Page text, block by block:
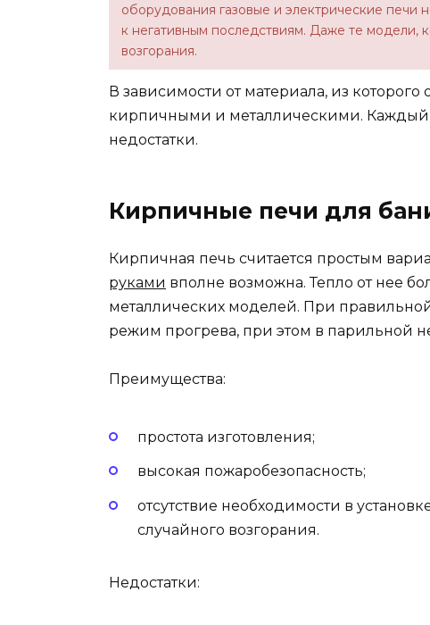
оборудования газовые и электрические печи
к негативным последствиям. Даже те модели,
возгорания.
В зависимости от материала, из
кирпичными и металлическими. Каждый
недостатки.
Кирпичные печи для
Кирпичная печь считается простым
руками вполне возможна. Тепло от нее
металлических моделей. При
режим прогрева, при этом в парильной
Преимущества:
простота изготовления;
высокая пожаробезопасность;
отсутствие необходимости в
случайного возгорания.
Недостатки: